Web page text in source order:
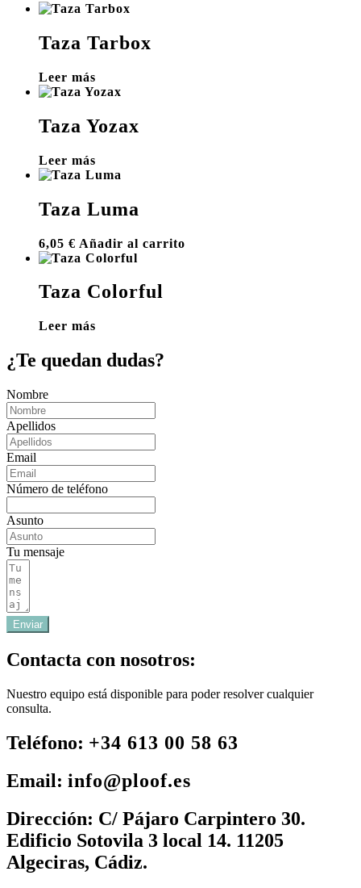
Taza Tarbox
Leer más
Taza Yozax
Leer más
Taza Luma
6,05 € Añadir al carrito
Taza Colorful
Leer más
¿Te quedan dudas?
Nombre
Apellidos
Email
Número de teléfono
Asunto
Tu mensaje
Enviar
Contacta con nosotros:
Nuestro equipo está disponible para poder resolver cualquier
consulta.
Teléfono: +34 613 00 58 63
Email: info@ploof.es
Dirección: C/ Pájaro Carpintero 30.
Edificio Sotovila 3 local 14. 11205
Algeciras, Cádiz.